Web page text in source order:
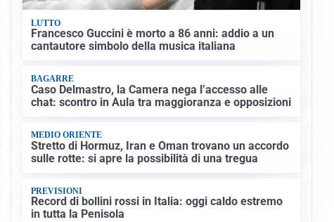
LUTTO
Francesco Guccini è morto a 86 anni: addio a un
cantautore simbolo della musica italiana
BAGARRE
Caso Delmastro, la Camera nega l’accesso alle
chat: scontro in Aula tra maggioranza e opposizioni
MEDIO ORIENTE
Stretto di Hormuz, Iran e Oman trovano un accordo
sulle rotte: si apre la possibilità di una tregua
PREVISIONI
Record di bollini rossi in Italia: oggi caldo estremo
in tutta la Penisola